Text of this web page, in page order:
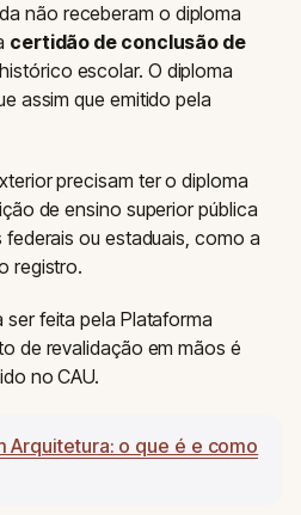
não receberam o diploma
certidão de conclusão de
escolar. O diploma
assim que emitido pela
precisam ter o diploma
de ensino superior pública
ou estaduais, como a
registro.
feita pela Plataforma
de revalidação em mãos é
no CAU.
Arquitetura: o que é e como